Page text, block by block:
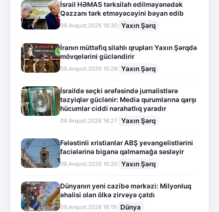
İsrail HƏMAS tərksilah edilməyənədək
Qəzzanı tərk etməyəcəyini bəyan edib
09.Avqust.2026 16:30 Yaxın Şərq
İranın müttəfiq silahlı qrupları Yaxın Şərqdə
mövqelərini gücləndirir
09.Avqust.2026 16:28 Yaxın Şərq
İsraildə seçki ərəfəsində jurnalistlərə
təzyiqlər güclənir: Media qurumlarına qarşı
hücumlar ciddi narahatlıq yaradır
09.Avqust.2026 16:27 Yaxın Şərq
Fələstinli xristianlar ABŞ yevangelistlərini
faciələrinə biganə qalmamağa səsləyir
09.Avqust.2026 16:20 Yaxın Şərq
Dünyanın yeni cazibə mərkəzi: Milyonluq
əhalisi olan ölkə zirvəyə çatdı
09.Avqust.2026 16:19 Dünya